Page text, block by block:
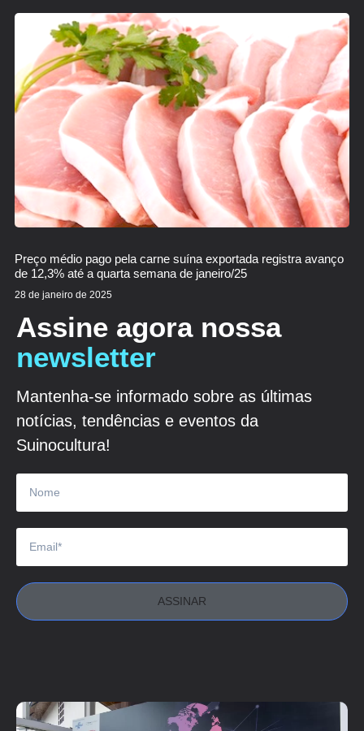
Preço médio pago pela carne suína exportada registra avanço
de 12,3% até a quarta semana de janeiro/25
28 de janeiro de 2025
Assine agora nossa
newsletter
Mantenha-se informado sobre as últimas
notícias, tendências e eventos da
Suinocultura!
ASSINAR